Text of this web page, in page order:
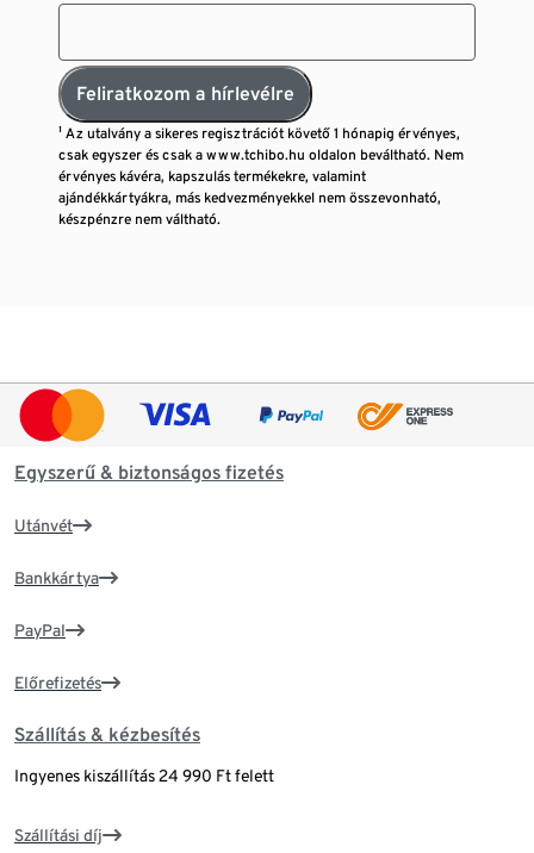
Feliratkozom a hírlevélre
¹ Az utalvány a sikeres regisztrációt követő 1 hónapig érvényes,
csak egyszer és csak a www.tchibo.hu oldalon beváltható. Nem
érvényes kávéra, kapszulás termékekre, valamint
ajándékkártyákra, más kedvezményekkel nem összevonható,
készpénzre nem váltható.
Egyszerű & biztonságos fizetés
Utánvét
Bankkártya
PayPal
Előrefizetés
Szállítás & kézbesítés
Ingyenes kiszállítás 24 990 Ft felett
Szállítási díj